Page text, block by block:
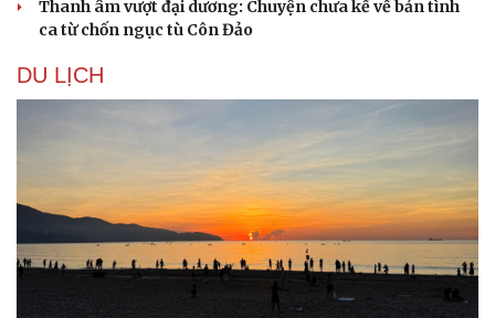
Thanh âm vượt đại dương: Chuyện chưa kể về bản tình
ca từ chốn ngục tù Côn Đảo
DU LỊCH